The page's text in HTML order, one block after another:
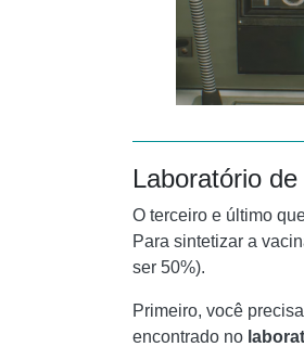
Laboratório
O terceiro e último
Para sintetizar a
ser 50%).
Primeiro, você
encontrado no